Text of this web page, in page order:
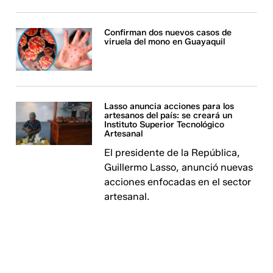
Confirman dos nuevos casos de
viruela del mono en Guayaquil
Lasso anuncia acciones para los
artesanos del país: se creará un
Instituto Superior Tecnológico
Artesanal
El presidente de la República,
Guillermo Lasso, anunció nuevas
acciones enfocadas en el sector
artesanal.